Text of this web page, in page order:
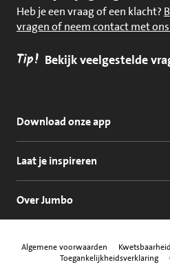
Heb je een vraag of een klacht?
vragen of neem contact met
Tip! Bekijk veelgestelde
Download onze app
Laat je inspireren
Over Jumbo
Algemene voorwaarden
Toegankelijkheidsverklaring